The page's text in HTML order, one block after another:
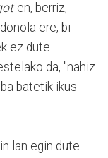
-en, berriz,
ere, bi
ez dute
da, "nahiz
batetik ikus
lan egin dute